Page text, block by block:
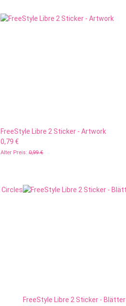
FreeStyle Libre 2 Sticker - Artwork
0,79 €
Alter Preis: 0,99 €
FreeStyle Libre 2 Sticker - Blätter